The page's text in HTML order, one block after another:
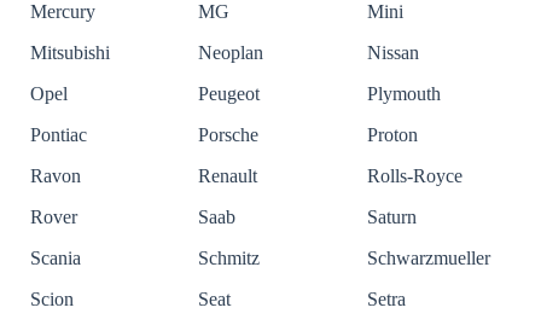
Mercury
MG
Mini
Mitsubishi
Neoplan
Nissan
Opel
Peugeot
Plymouth
Pontiac
Porsche
Proton
Ravon
Renault
Rolls-Royce
Rover
Saab
Saturn
Scania
Schmitz
Schwarzmueller
Scion
Seat
Setra